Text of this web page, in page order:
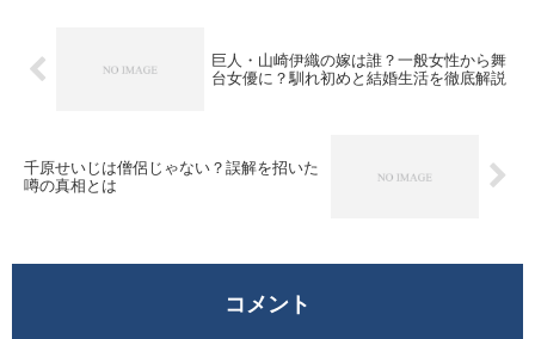
巨人・山崎伊織の嫁は誰？一般女性から舞
台女優に？馴れ初めと結婚生活を徹底解説
千原せいじは僧侶じゃない？誤解を招いた
噂の真相とは
コメント